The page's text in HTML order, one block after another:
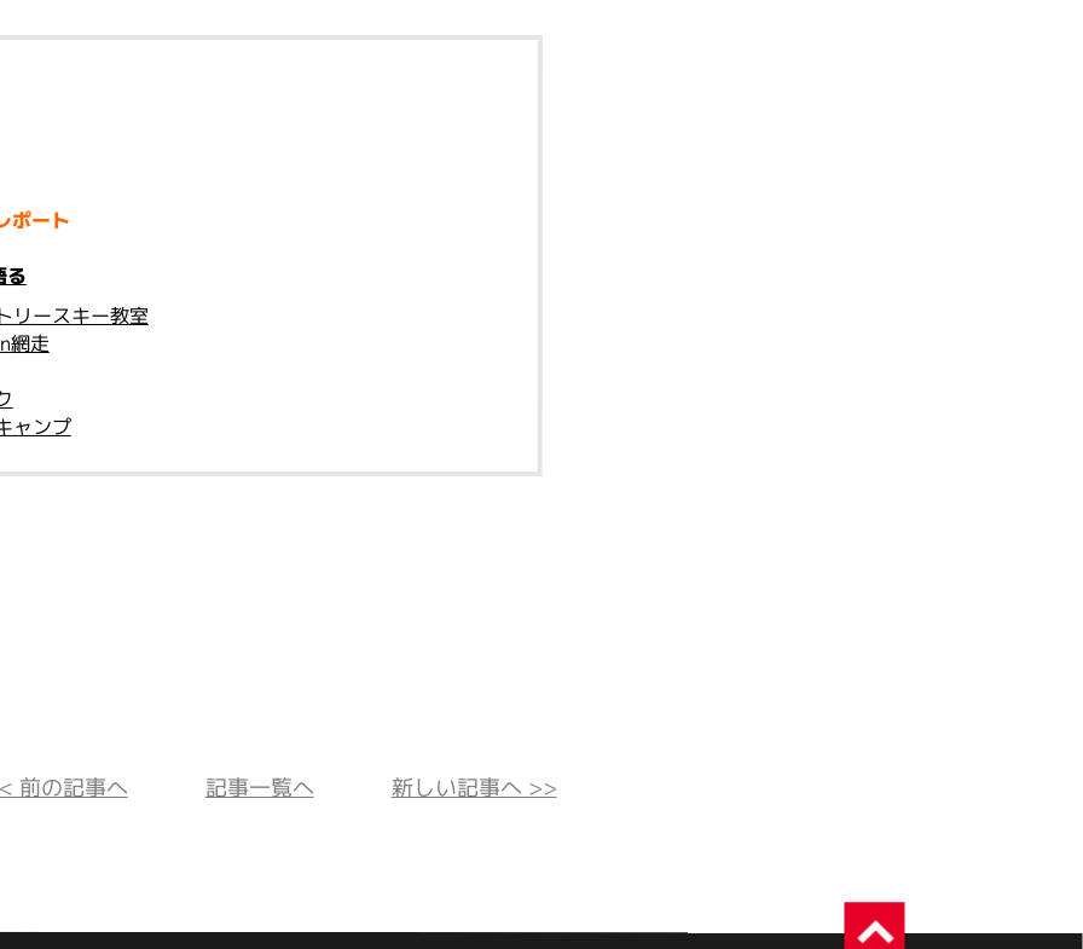
ポート
る
リースキー教室
網走
ャンプ
前の記事へ 記事一覧へ 新しい記事へ >>